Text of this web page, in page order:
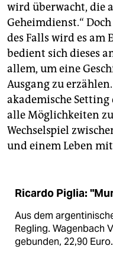
wird überwacht, die
Geheimdienst.“
des Falls wird es am
bedient sich dieses
allem, um eine
Ausgang zu
akademische Setting
alle Möglichkeiten
Wechselspiel
und einem Leben
Ricardo Piglia:
Aus dem
Regling. Wagenbach
gebunden, 22,90 Euro.